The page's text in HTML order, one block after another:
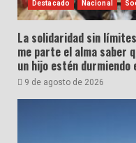
Destacado Nacional
La solidaridad sin
me parte el alma saber
un hijo estén durmiendo
9 de agosto de 2026